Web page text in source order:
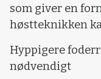
som giver en
høstteknikken
Hyppigere
nødvendigt